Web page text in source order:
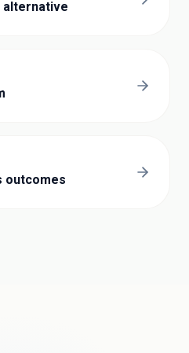
alternative
outcomes